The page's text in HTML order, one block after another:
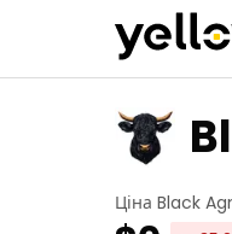
Ціна Black